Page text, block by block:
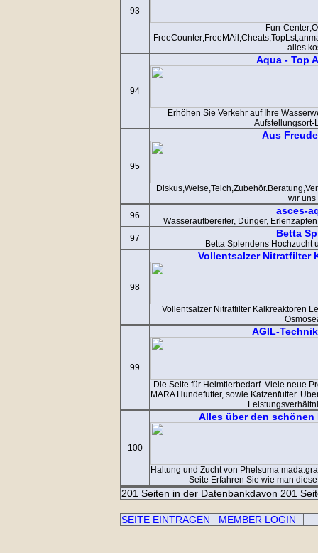
93
Fun-
alles
94
Aqua - Top
Erhöhen Sie Verkehr auf Ihre
Aufstellungsort-
95
Aus
wir uns
96
asces-
Wasseraufbereiter, Dünger,
97
Betta
Betta Splendens Hochzucht
98
Vollentsalzer Nitratfilter
Vollentsalzer Nitratfilter Kalkreaktoren
99
AGIL-
Die Seite für Heimtierbedarf. Viele neue
MARA Hundefutter, sowie Katzenfutter.
100
Alles über den schönen
Haltung und Zucht von Phelsuma
Seite Erfahren Sie wie man
201 Seiten in der Datenbankdavon 201
SEITE EINTRAGEN MEMBER LOGIN